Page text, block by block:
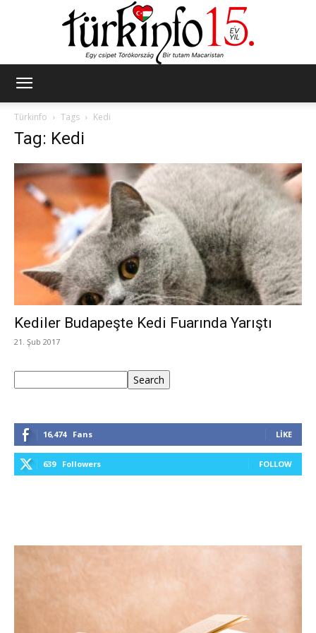
Türkinfo
Tags Kedi
Tag: Kedi
Kediler Budapeşte Kedi Fuarında Yarıştı
21. Şub 2017
Search
16,474 Fans LIKE
639 Followers FOLLOW